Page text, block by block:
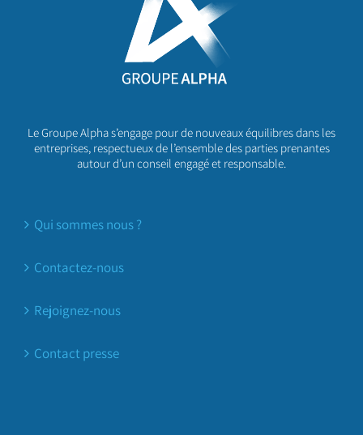
Le Groupe Alpha s’engage pour de nouveaux équilibres dans les
entreprises, respectueux de l’ensemble des parties prenantes
autour d’un conseil engagé et responsable.
Qui sommes nous ?
Contactez-nous
Rejoignez-nous
Contact presse